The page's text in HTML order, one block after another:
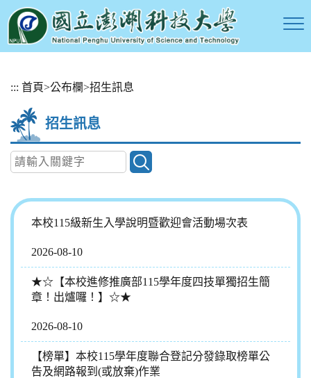
::: 首頁>公布欄>招生訊息
招生訊息
本校115級新生入學說明暨歡迎會活動場次表
2026-08-10
★☆【本校進修推廣部115學年度四技單獨招生簡
章！出爐囉！】☆★
2026-08-10
【榜單】本校115學年度聯合登記分發錄取榜單公
告及網路報到(或放棄)作業